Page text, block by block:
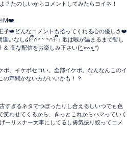
？たのしいからコメントしてみたらヨイネ！
子👑どんなコメントも拾ってくれる心の優しさ❤️
いなし໒꒰ྀི∩˃ ᵕ ˂∩꒱ྀི১ 歌は喉が温まるまで暫し
＆ 高な配信をお楽しみ下さい(ᐡ ̳>𖥦< ̳ᐡ)
ボ。イケボセコい。全部イケボ。なんなんこのイ
の声聞かない方がいいかも！？
すぎるネタでつぼったりし合えるしいつでも色
笑わせてくるから、きっとこれからハマっていく
ーリスナー大事にしてるし勇気振り絞ってコメ